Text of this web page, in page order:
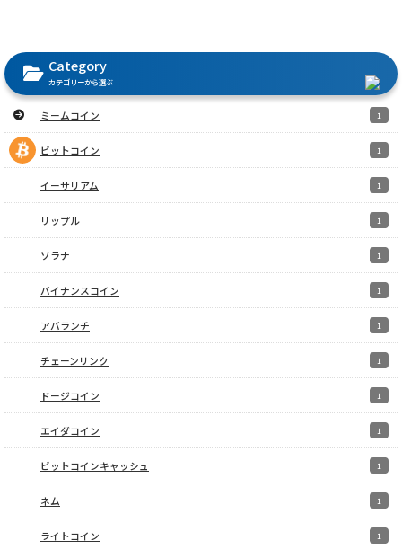
Category
カテゴリーから選ぶ
ミームコイン 1
ビットコイン 1
イーサリアム 1
リップル 1
ソラナ 1
バイナンスコイン 1
アバランチ 1
チェーンリンク 1
ドージコイン 1
エイダコイン 1
ビットコインキャッシュ 1
ネム 1
ライトコイン 1